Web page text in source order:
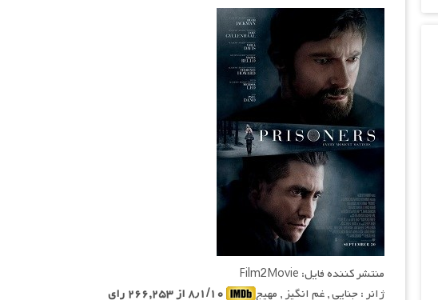
منتشر کننده فایل: Film2Movie
ژانر : جنایی , غم انگیز , مهیج